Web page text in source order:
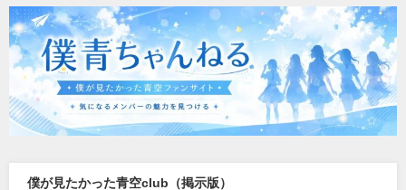
僕が見たかった青空club（掲示版）